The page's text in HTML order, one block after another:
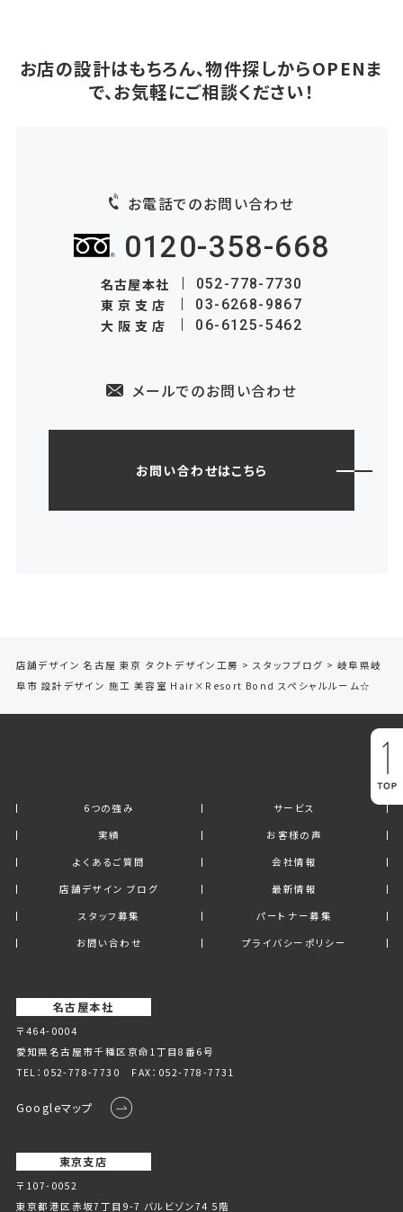
お店の設計はもちろん、物件探しからOPENま
で、お気軽にご相談ください！
お電話でのお問い合わせ
0120-358-668
名古屋本社 052-778-7730
東京支店 03-6268-9867
大阪支店 06-6125-5462
メールでのお問い合わせ
お問い合わせはこちら
店舗デザイン 名古屋 東京 タクトデザイン工房 > スタッフブログ > 岐阜県岐
阜市 設計デザイン 施工 美容室 Hair×Resort Bond スペシャルルーム☆
6つの強み
サービス
実績
お客様の声
よくあるご質問
会社情報
店舗デザイン ブログ
最新情報
スタッフ募集
パートナー募集
お問い合わせ
プライバシーポリシー
名古屋本社
〒464-0004
愛知県名古屋市千種区京命1丁⽬8番6号
TEL： 052-778-7730 FAX：052-778-7731
Googleマップ
東京支店
〒107-0052
東京都港区赤坂7丁目9-7 バルビゾン74 5階